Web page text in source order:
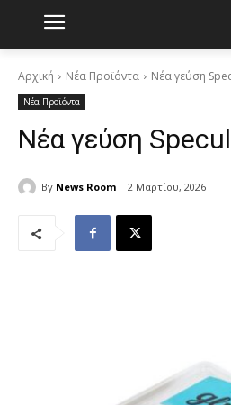
Αρχική Νέα Προϊόντα Νέα γεύση
Νέα Προϊόντα
Νέα γεύση
By News Room 2 Μαρτίου, 2026